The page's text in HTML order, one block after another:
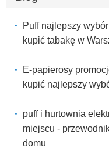
Puff najlepszy
kupić tabakę w
E-papierosy
kupić najlepszy
puff i hurtownia
miejscu -
domu